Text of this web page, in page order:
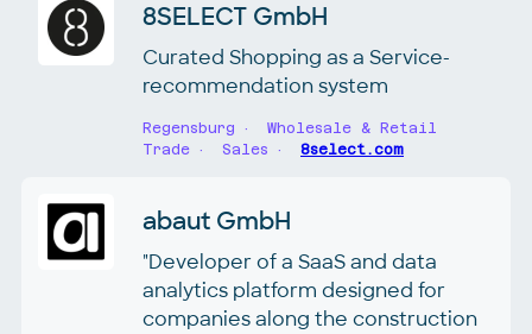
8SELECT GmbH
Curated Shopping as a Service-
recommendation system
Regensburg
Wholesale & Retail
Trade
Sales 8select.com
abaut GmbH
"Developer of a SaaS and data
analytics platform designed for
companies along the construction